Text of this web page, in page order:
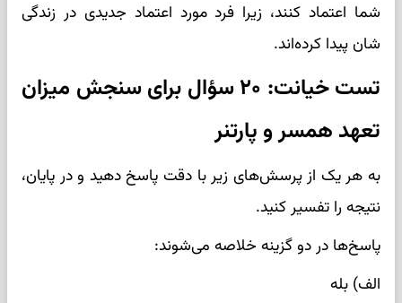
شما اعتماد کنند، زیرا فرد مورد اعتماد جدیدی در زندگی
شان پیدا کرده‌اند.
تست خیانت: ۲۰ سؤال برای سنجش میزان
تعهد همسر و پارتنر
به هر یک از پرسش‌های زیر با دقت پاسخ دهید و در پایان،
نتیجه را تفسیر کنید.
پاسخ‌ها در دو گزینه خلاصه می‌شوند:
الف) بله